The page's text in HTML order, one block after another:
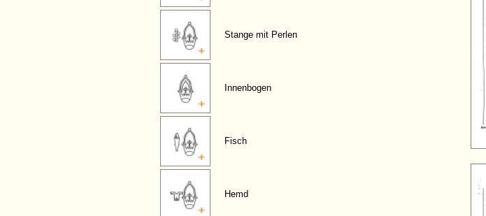
Stange mit Perlen
Innenbogen
Fisch
Hemd